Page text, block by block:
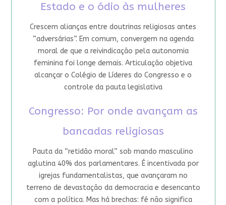
Estado e o ódio às mulheres
Crescem alianças entre doutrinas religiosas antes
“adversárias”. Em comum, convergem na agenda
moral de que a reivindicação pela autonomia
feminina foi longe demais. Articulação objetiva
alcançar o Colégio de Líderes do Congresso e o
controle da pauta legislativa
Congresso: Por onde avançam as
bancadas religiosas
Pauta da “retidão moral” sob mando masculino
aglutina 40% dos parlamentares. É incentivada por
igrejas fundamentalistas, que avançaram no
terreno de devastação da democracia e desencanto
com a política. Mas há brechas: fé não significa